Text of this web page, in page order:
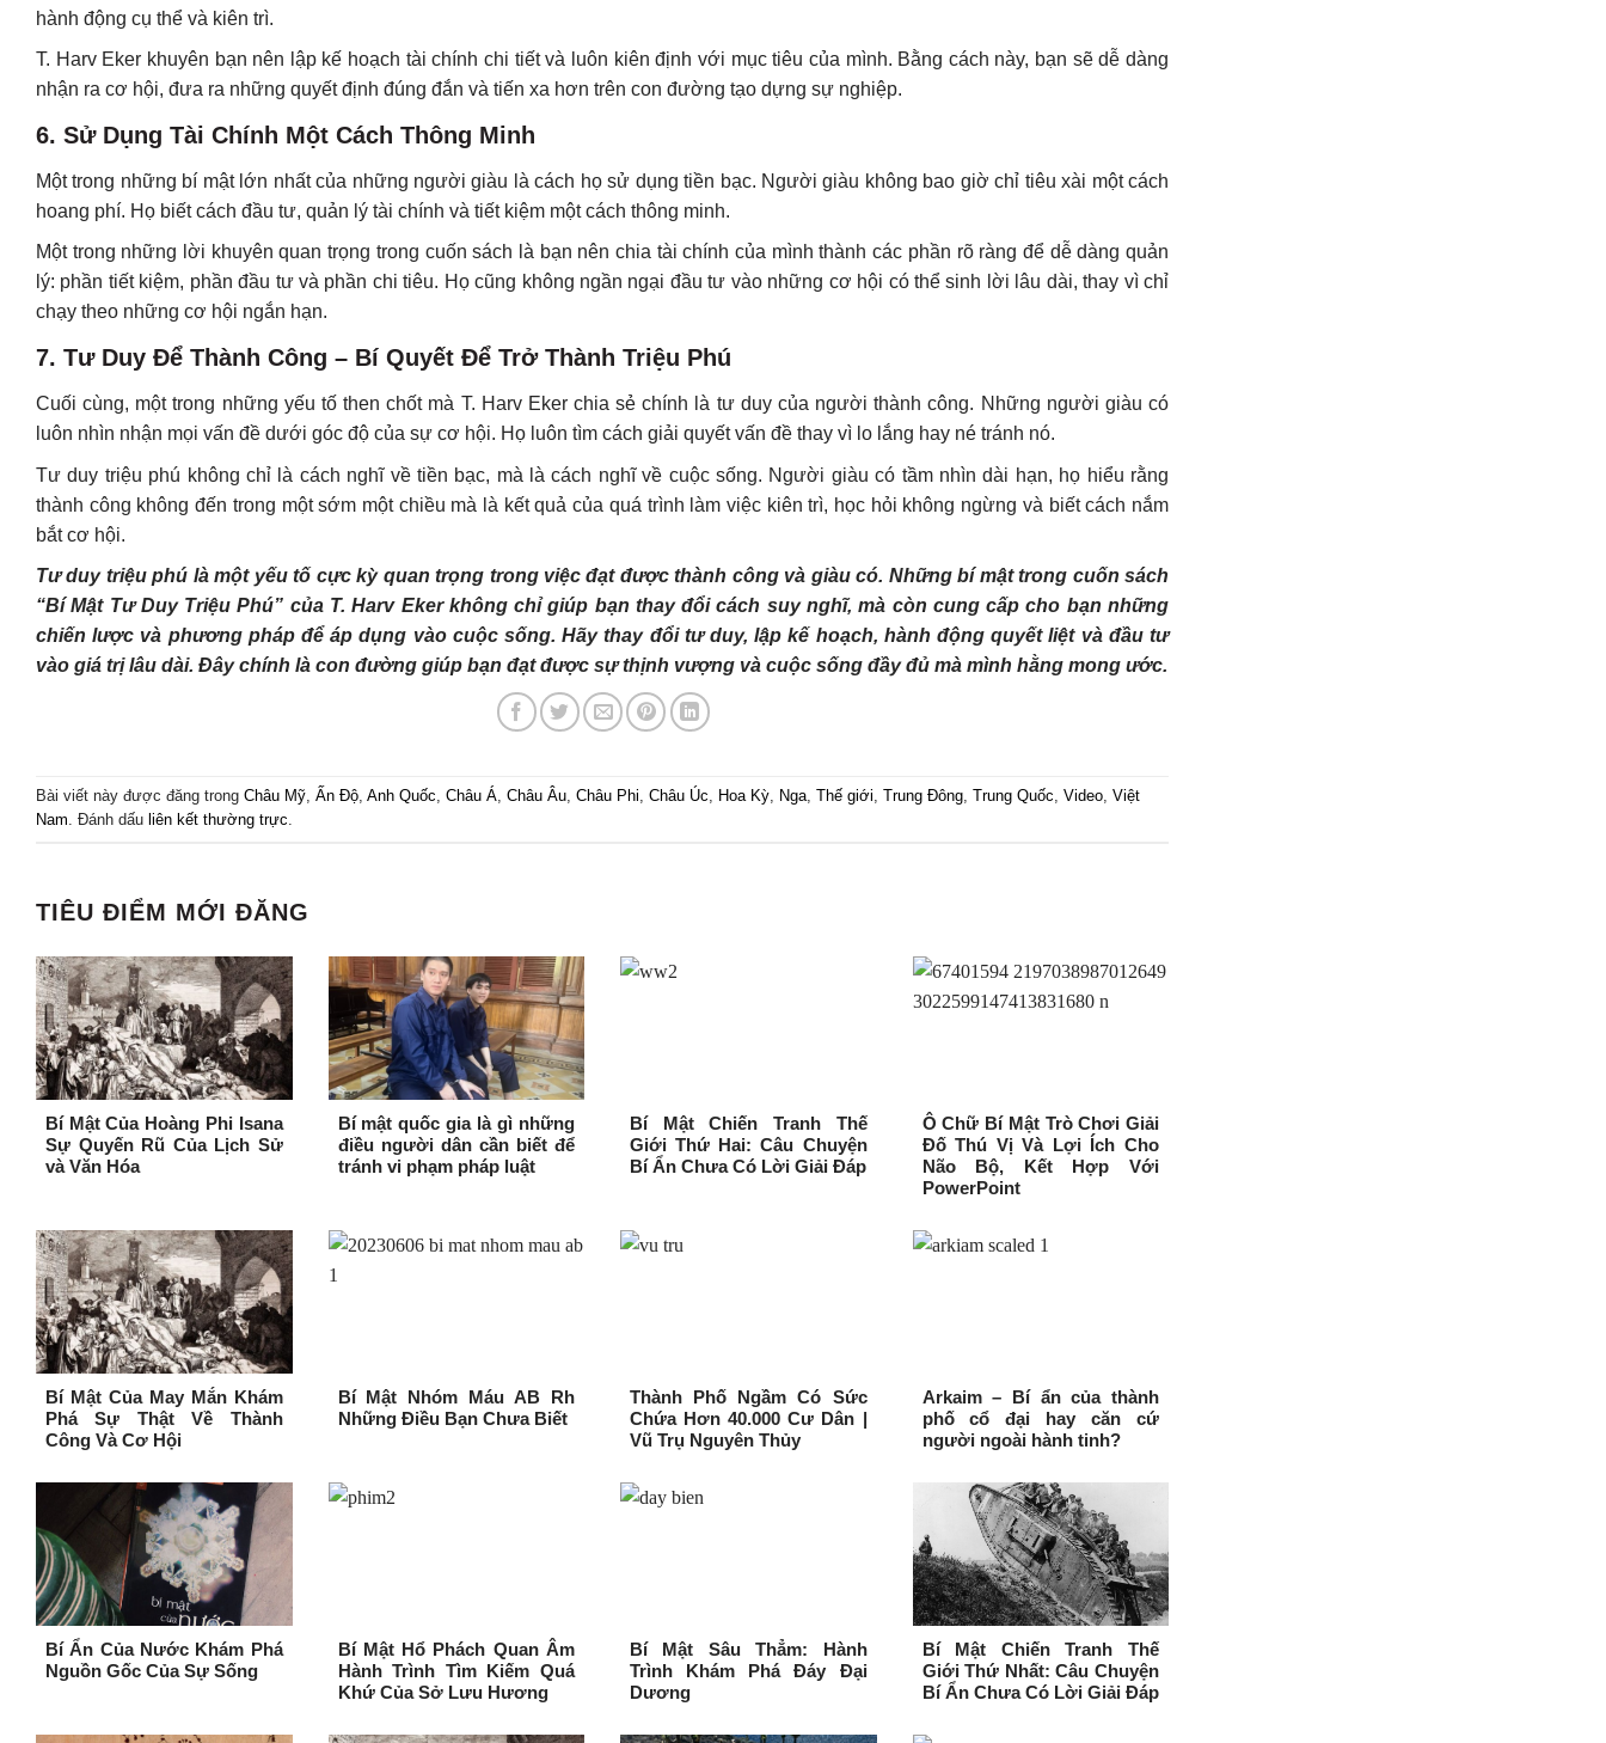
hành động cụ thể và kiên trì.
T. Harv Eker khuyên bạn nên lập kế hoạch tài chính chi tiết và luôn kiên định với mục tiêu của mình. Bằng cách này, bạn sẽ dễ dàng
nhận ra cơ hội, đưa ra những quyết định đúng đắn và tiến xa hơn trên con đường tạo dựng sự nghiệp.
6. Sử Dụng Tài Chính Một Cách Thông Minh
Một trong những bí mật lớn nhất của những người giàu là cách họ sử dụng tiền bạc. Người giàu không bao giờ chỉ tiêu xài một cách
hoang phí. Họ biết cách đầu tư, quản lý tài chính và tiết kiệm một cách thông minh.
Một trong những lời khuyên quan trọng trong cuốn sách là bạn nên chia tài chính của mình thành các phần rõ ràng để dễ dàng quản
lý: phần tiết kiệm, phần đầu tư và phần chi tiêu. Họ cũng không ngần ngại đầu tư vào những cơ hội có thể sinh lời lâu dài, thay vì chỉ
chạy theo những cơ hội ngắn hạn.
7. Tư Duy Để Thành Công – Bí Quyết Để Trở Thành Triệu Phú
Cuối cùng, một trong những yếu tố then chốt mà T. Harv Eker chia sẻ chính là tư duy của người thành công. Những người giàu có
luôn nhìn nhận mọi vấn đề dưới góc độ của sự cơ hội. Họ luôn tìm cách giải quyết vấn đề thay vì lo lắng hay né tránh nó.
Tư duy triệu phú không chỉ là cách nghĩ về tiền bạc, mà là cách nghĩ về cuộc sống. Người giàu có tầm nhìn dài hạn, họ hiểu rằng
thành công không đến trong một sớm một chiều mà là kết quả của quá trình làm việc kiên trì, học hỏi không ngừng và biết cách nắm
bắt cơ hội.
Tư duy triệu phú là một yếu tố cực kỳ quan trọng trong việc đạt được thành công và giàu có. Những bí mật trong cuốn sách
“Bí Mật Tư Duy Triệu Phú” của T. Harv Eker không chỉ giúp bạn thay đổi cách suy nghĩ, mà còn cung cấp cho bạn những
chiến lược và phương pháp để áp dụng vào cuộc sống. Hãy thay đổi tư duy, lập kế hoạch, hành động quyết liệt và đầu tư
vào giá trị lâu dài. Đây chính là con đường giúp bạn đạt được sự thịnh vượng và cuộc sống đầy đủ mà mình hằng mong ước.
Bài viết này được đăng trong Châu Mỹ, Ấn Độ, Anh Quốc, Châu Á, Châu Âu, Châu Phi, Châu Úc, Hoa Kỳ, Nga, Thế giới, Trung Đông, Trung Quốc, Video, Việt
Nam. Đánh dấu liên kết thường trực.
TIÊU ĐIỂM MỚI ĐĂNG
Bí Mật Của Hoàng Phi Isana
Sự Quyến Rũ Của Lịch Sử
và Văn Hóa
Bí mật quốc gia là gì những
điều người dân cần biết để
tránh vi phạm pháp luật
Bí Mật Chiến Tranh Thế
Giới Thứ Hai: Câu Chuyện
Bí Ẩn Chưa Có Lời Giải Đáp
Ô Chữ Bí Mật Trò Chơi Giải
Đố Thú Vị Và Lợi Ích Cho
Não Bộ, Kết Hợp Với
PowerPoint
Bí Mật Của May Mắn Khám
Phá Sự Thật Về Thành
Công Và Cơ Hội
Bí Mật Nhóm Máu AB Rh
Những Điều Bạn Chưa Biết
Thành Phố Ngầm Có Sức
Chứa Hơn 40.000 Cư Dân |
Vũ Trụ Nguyên Thủy
Arkaim – Bí ẩn của thành
phố cổ đại hay căn cứ
người ngoài hành tinh?
Bí Ẩn Của Nước Khám Phá
Nguồn Gốc Của Sự Sống
Bí Mật Hổ Phách Quan Âm
Hành Trình Tìm Kiếm Quá
Khứ Của Sở Lưu Hương
Bí Mật Sâu Thẳm: Hành
Trình Khám Phá Đáy Đại
Dương
Bí Mật Chiến Tranh Thế
Giới Thứ Nhất: Câu Chuyện
Bí Ẩn Chưa Có Lời Giải Đáp